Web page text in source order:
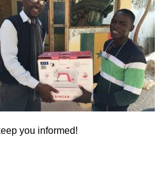
you informed!